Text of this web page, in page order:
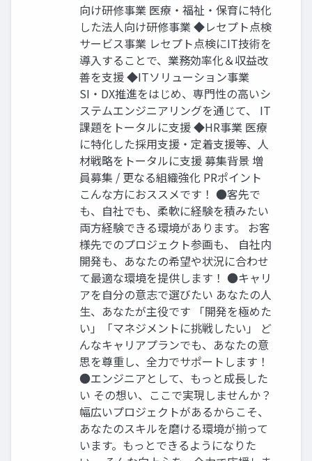
向け研修事業 医療・福祉・保育に特化
した法人向け研修事業 ◆レセプト点検
サービス事業 レセプト点検にIT技術を
導入することで、業務効率化＆収益改
善を支援 ◆ITソリューション事業
SI・DX推進をはじめ、専門性の高いシ
ステムエンジニアリングを通じて、 IT
課題をトータルに支援 ◆HR事業 医療
に特化した採用支援・定着支援等、人
材戦略をトータルに支援 募集背景 増
員募集 / 更なる組織強化 PRポイント
こんな方におススメです！ ●客先で
も、自社でも、柔軟に経験を積みたい
両方経験できる環境があります。 お客
様先でのプロジェクト参画も、 自社内
開発も、あなたの希望や状況に合わせ
て最適な環境を提供します！ ●キャリ
アを自分の意志で選びたい あなたの人
⽣、あなたが主役です 「開発を極めた
い」「マネジメントに挑戦したい」 ど
んなキャリアプランでも、あなたの意
思を尊重し、全力でサポートします！
●エンジニアとして、もっと成長した
い その想い、ここで実現しませんか？
幅広いプロジェクトがあるからこそ、
あなたのスキルを磨ける環境が揃って
います。もっとできるようになりた